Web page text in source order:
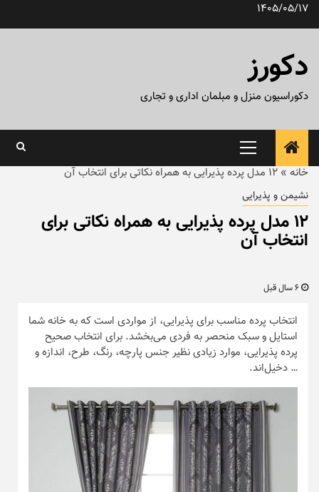
پرش1405/05/17
دکورز
دکوراسیون منزل و مبلمان اداری و تجاری
منوی
اصلی
خانه » ۱۲ مدل پرده پذیرایی به همراه نکاتی برای انتخاب آن
نشیمن و پذیرایی
۱۲ مدل پرده پذیرایی به همراه نکاتی برای
انتخاب آن
انتخاب پرده مناسب برای پذیرایی، از مواردی است که به خانه شما
استایل و سبک منحصر به فردی می‌بخشد. برای انتخاب صحیح
پرده پذیرایی، موارد زیادی نظیر جنس پارچه، رنگ، طرح، اندازه و
… دخیل‌اند.